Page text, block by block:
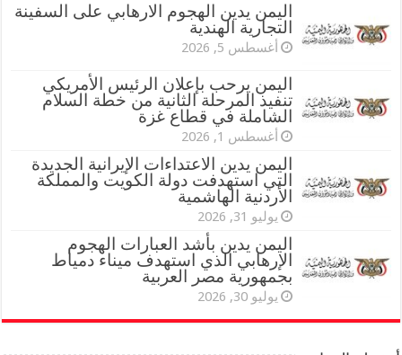
اليمن يدين الهجوم الارهابي على السفينة
التجارية الهندية
أغسطس 5, 2026
اليمن يرحب بإعلان الرئيس الأمريكي
تنفيذ المرحلة الثانية من خطة السلام
الشاملة في قطاع غزة
أغسطس 1, 2026
اليمن يدين الاعتداءات الإيرانية الجديدة
التي استهدفت دولة الكويت والمملكة
الأردنية الهاشمية
يوليو 31, 2026
اليمن يدين بأشد العبارات الهجوم
الإرهابي الذي استهدف ميناء دمياط
بجمهورية مصر العربية
يوليو 30, 2026